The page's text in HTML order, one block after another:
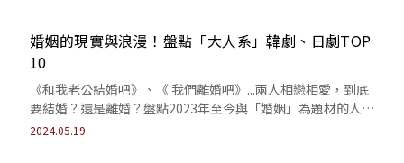
婚姻的現實與浪漫！盤點「大人系」韓劇、日劇TOP
10
《和我老公結婚吧》、《 我們離婚吧》...兩人相戀相愛，到底
要結婚？還是離婚？盤點2023年至今與「婚姻」為題材的人氣
戲劇作品。
2024.05.19